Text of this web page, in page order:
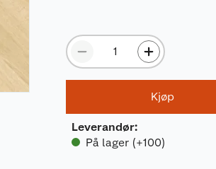
Kjøp
Leverandør:
På lager (+100)